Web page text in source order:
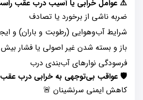
⚠️ عوامل خرابی یا آسیب درب عقب
ضربه ناشی از برخورد یا تصادف
شرایط آب‌وهوایی (رطوبت و باران) و
باز و بسته شدن غیر اصولی یا فشار
فرسودگی نوارهای آب‌بندی درب
🛡️ عواقب بی‌توجهی به خرابی درب
کاهش ایمنی سرنشینان 🚨